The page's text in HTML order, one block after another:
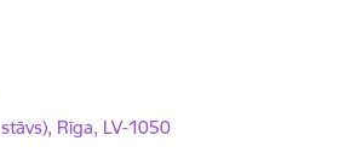
Rīga, LV-1050